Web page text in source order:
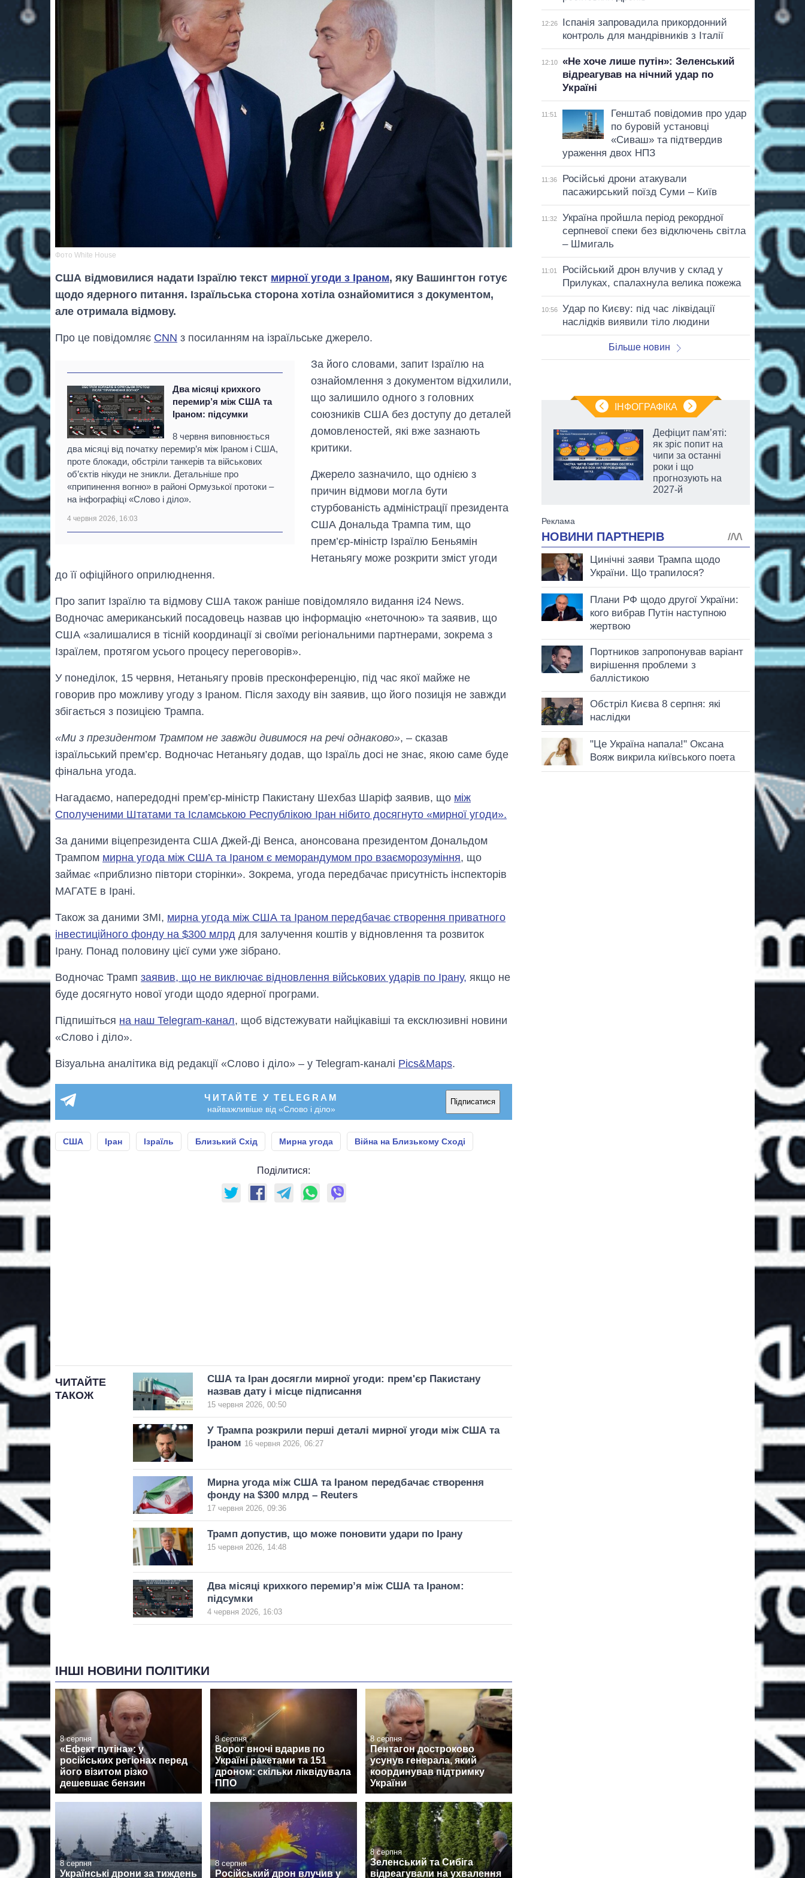
Фото White House
США відмовилися надати Ізраїлю текст мирної угоди з Іраном, яку Вашингтон готує
щодо ядерного питання. Ізраїльська сторона хотіла ознайомитися з документом,
але отримала відмову.
Про це повідомляє CNN з посиланням на ізраїльське джерело.
Два місяці крихкого
перемир’я між США та
Іраном: підсумки
8 червня виповнюється
два місяці від початку перемир’я між Іраном і США,
проте блокади, обстріли танкерів та військових
об’єктів нікуди не зникли. Детальніше про
«припинення вогню» в районі Ормузької протоки –
на інфографіці «Слово і діло».
4 червня 2026, 16:03
За його словами, запит Ізраїлю на
ознайомлення з документом відхилили,
що залишило одного з головних
союзників США без доступу до деталей
домовленостей, які вже зазнають
критики.
Джерело зазначило, що однією з
причин відмови могла бути
стурбованість адміністрації президента
США Дональда Трампа тим, що
прем’єр-міністр Ізраїлю Беньямін
Нетаньягу може розкрити зміст угоди
до її офіційного оприлюднення.
Про запит Ізраїлю та відмову США також раніше повідомляло видання i24 News.
Водночас американський посадовець назвав цю інформацію «неточною» та заявив, що
США «залишалися в тісній координації зі своїми регіональними партнерами, зокрема з
Ізраїлем, протягом усього процесу переговорів».
У понеділок, 15 червня, Нетаньягу провів пресконференцію, під час якої майже не
говорив про можливу угоду з Іраном. Після заходу він заявив, що його позиція не завжди
збігається з позицією Трампа.
«Ми з президентом Трампом не завжди дивимося на речі однаково», – сказав
ізраїльський прем’єр. Водночас Нетаньягу додав, що Ізраїль досі не знає, якою саме буде
фінальна угода.
Нагадаємо, напередодні прем’єр-міністр Пакистану Шехбаз Шаріф заявив, що між
Сполученими Штатами та Ісламською Республікою Іран нібито досягнуто «мирної угоди».
За даними віцепрезидента США Джей-Ді Венса, анонсована президентом Дональдом
Трампом мирна угода між США та Іраном є меморандумом про взаєморозуміння, що
займає «приблизно півтори сторінки». Зокрема, угода передбачає присутність інспекторів
МАГАТЕ в Ірані.
Також за даними ЗМІ, мирна угода між США та Іраном передбачає створення приватного
інвестиційного фонду на $300 млрд для залучення коштів у відновлення та розвиток
Ірану. Понад половину цієї суми уже зібрано.
Водночас Трамп заявив, що не виключає відновлення військових ударів по Ірану, якщо не
буде досягнуто нової угоди щодо ядерної програми.
Підпишіться на наш Telegram-канал, щоб відстежувати найцікавіші та ексклюзивні новини
«Слово і діло».
Візуальна аналітика від редакції «Слово і діло» – у Telegram-каналі Pics&Maps.
ЧИТАЙТЕ У TELEGRAM
найважливіше від «Слово і діло»
Підписатися
США Іран Ізраїль Близький Схід Мирна угода Війна на Близькому Сході
Поділитися:
ЧИТАЙТЕ
ТАКОЖ
США та Іран досягли мирної угоди: прем'єр Пакистану
назвав дату і місце підписання
15 червня 2026, 00:50
У Трампа розкрили перші деталі мирної угоди між США та
Іраном 16 червня 2026, 06:27
Мирна угода між США та Іраном передбачає створення
фонду на $300 млрд – Reuters
17 червня 2026, 09:36
Трамп допустив, що може поновити удари по Ірану
15 червня 2026, 14:48
Два місяці крихкого перемир’я між США та Іраном:
підсумки
4 червня 2026, 16:03
ІНШІ НОВИНИ ПОЛІТИКИ
8 серпня
«Ефект путіна»: у
російських регіонах перед
його візитом різко
дешевшає бензин
8 серпня
Ворог вночі вдарив по
Україні ракетами та 151
дроном: скільки ліквідувала
ППО
8 серпня
Пентагон достроково
усунув генерала, який
координував підтримку
України
8 серпня
Українські дрони за тиждень
8 серпня
Російський дрон влучив у
8 серпня
Зеленський та Сибіга
відреагували на ухвалення
12:26
Іспанія запровадила прикордонний
контроль для мандрівників з Італії
12:10
«Не хоче лише путін»: Зеленський
відреагував на нічний удар по
Україні
11:51
Генштаб повідомив про удар
по буровій установці
«Сиваш» та підтвердив
ураження двох НПЗ
11:36
Російські дрони атакували
пасажирський поїзд Суми – Київ
11:32
Україна пройшла період рекордної
серпневої спеки без відключень світла
– Шмигаль
11:01
Російський дрон влучив у склад у
Прилуках, спалахнула велика пожежа
10:56
Удар по Києву: під час ліквідації
наслідків виявили тіло людини
Більше новин
ІНФОГРАФІКА
Вісім масованих
головною ціллю
рф
Дефіцит пам’яті:
як зріс попит на
чипи за останні
роки і що
прогнозують на
2027-й